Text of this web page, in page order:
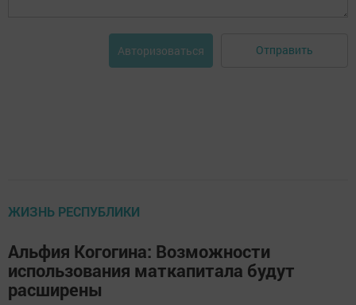
Авторизоваться Отправить
ЖИЗНЬ РЕСПУБЛИКИ
Альфия Когогина: Возможности
использования маткапитала будут
расширены